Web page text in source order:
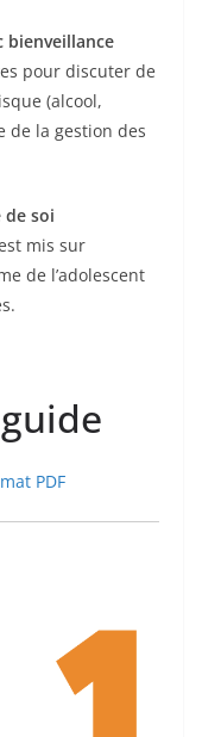
bienveillance
pour discuter de
(alcool,
de la gestion des
de soi
mis sur
de l’adolescent
PDF